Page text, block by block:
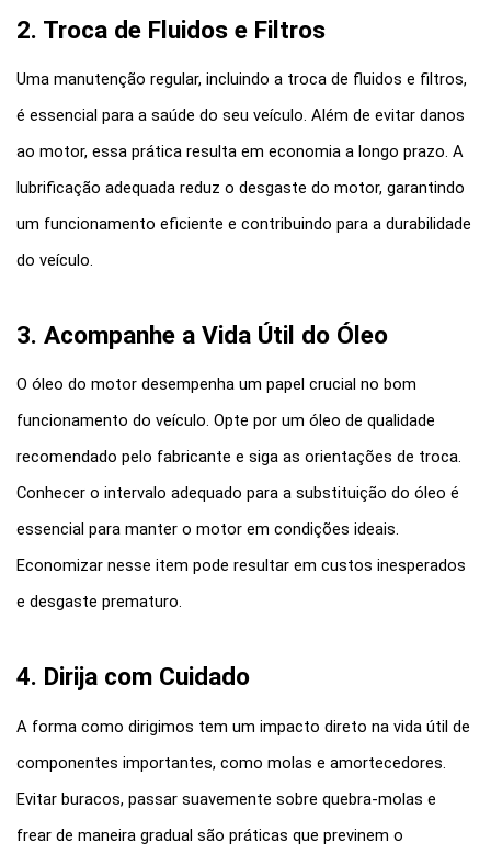
2. Troca de Fluidos e Filtros
Uma manutenção regular, incluindo a troca de fluidos e filtros,
é essencial para a saúde do seu veículo. Além de evitar danos
ao motor, essa prática resulta em economia a longo prazo. A
lubrificação adequada reduz o desgaste do motor, garantindo
um funcionamento eficiente e contribuindo para a durabilidade
do veículo.
3. Acompanhe a Vida Útil do Óleo
O óleo do motor desempenha um papel crucial no bom
funcionamento do veículo. Opte por um óleo de qualidade
recomendado pelo fabricante e siga as orientações de troca.
Conhecer o intervalo adequado para a substituição do óleo é
essencial para manter o motor em condições ideais.
Economizar nesse item pode resultar em custos inesperados
e desgaste prematuro.
4. Dirija com Cuidado
A forma como dirigimos tem um impacto direto na vida útil de
componentes importantes, como molas e amortecedores.
Evitar buracos, passar suavemente sobre quebra-molas e
frear de maneira gradual são práticas que previnem o